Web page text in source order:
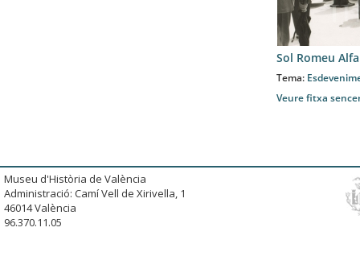
Sol Romeu
Tema:
Veure fitxa
Museu d'Història de València
Administració: Camí Vell de Xirivella, 1
46014 València
96.370.11.05